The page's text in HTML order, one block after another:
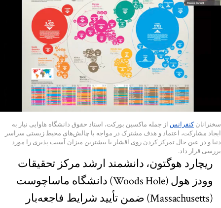
سخنرانانکنفرانس از جمله ماکسین بورکت، استاد حقوق دانشگاه هاوایی نیاز به
ایجاد مشارکت، اعتماد و هدف مشترک در مواجه با چالش‌های محیط زیستی سراسر
دنیا و در عین حال تمرکز کردن روی اقشار با بیشترین میزان آسیب پذیری را مورد
بررسی قرار داد.
ریچارد هوگتون، دانشمند ارشد مرکز تحقیقات
وودز هول (Woods Hole) دانشگاه ماساچوست
(Massachusetts) ضمن تأیید شرایط فاجعه‌بار